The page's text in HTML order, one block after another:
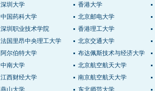
深圳大学 香港大学
中国药科大学 北京邮电大学
深圳职业技术学院 香港理工大学
法国里昂中央理工大学 北京交通大学
阿尔伯特大学 布达佩斯技术与经济大学
中南大学 北京航空航天大学
江西财经大学 南京航空航天大学
燕山大学 东北师范大学